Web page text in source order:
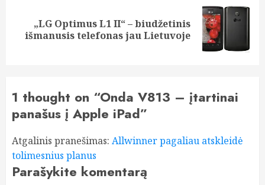
Next
post:
„LG Optimus L1 II“ – biudžetinis
išmanusis telefonas jau Lietuvoje
1 thought on “Onda V813 – įtartinai
panašus į Apple iPad”
Atgalinis pranešimas: Allwinner pagaliau atskleidė
tolimesnius planus
Parašykite komentarą